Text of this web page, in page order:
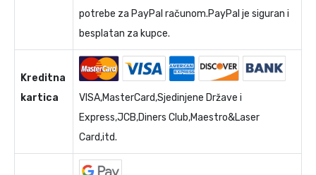
potrebe za PayPal računom.PayPal je siguran i
besplatan za kupce.
Kreditna
kartica
VISA,MasterCard,Sjedinjene Države i
Express,JCB,Diners Club,Maestro&Laser
Card,itd.